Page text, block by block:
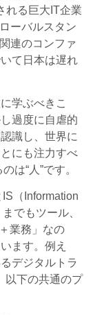
れる巨大IT企業
ーバルスタン
連のコンファ
て日本は遅れ
学ぶべきこ
過度に自虐的
識し、世界に
にも注力すべ
は“人”です。
（Information
でもツール、
業務」なの
ます。例え
デジタルトラ
以下の共通のプ